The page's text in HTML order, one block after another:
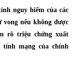
nguy hiểm của các
vong nếu không được
rõ triệu chứng xuất
tính mạng của chính